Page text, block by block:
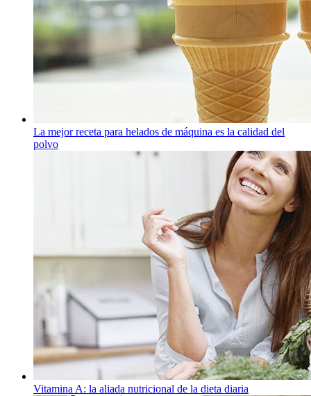
La mejor receta para helados de máquina es la calidad del
polvo
Vitamina A: la aliada nutricional de la dieta diaria